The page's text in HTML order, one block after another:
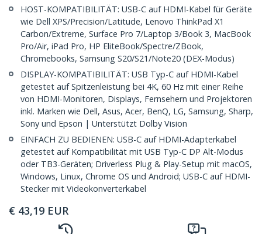
HOST-KOMPATIBILITÄT: USB-C auf HDMI-Kabel für Geräte
wie Dell XPS/Precision/Latitude, Lenovo ThinkPad X1
Carbon/Extreme, Surface Pro 7/Laptop 3/Book 3, MacBook
Pro/Air, iPad Pro, HP EliteBook/Spectre/ZBook,
Chromebooks, Samsung S20/S21/Note20 (DEX-Modus)
DISPLAY-KOMPATIBILITÄT: USB Typ-C auf HDMI-Kabel
getestet auf Spitzenleistung bei 4K, 60 Hz mit einer Reihe
von HDMI-Monitoren, Displays, Fernsehern und Projektoren
inkl. Marken wie Dell, Asus, Acer, BenQ, LG, Samsung, Sharp,
Sony und Epson | Unterstützt Dolby Vision
EINFACH ZU BEDIENEN: USB-C auf HDMI-Adapterkabel
getestet auf Kompatibilität mit USB Typ-C DP Alt-Modus
oder TB3-Geräten; Driverless Plug & Play-Setup mit macOS,
Windows, Linux, Chrome OS und Android; USB-C auf HDMI-
Stecker mit Videokonverterkabel
€ 43,19 EUR